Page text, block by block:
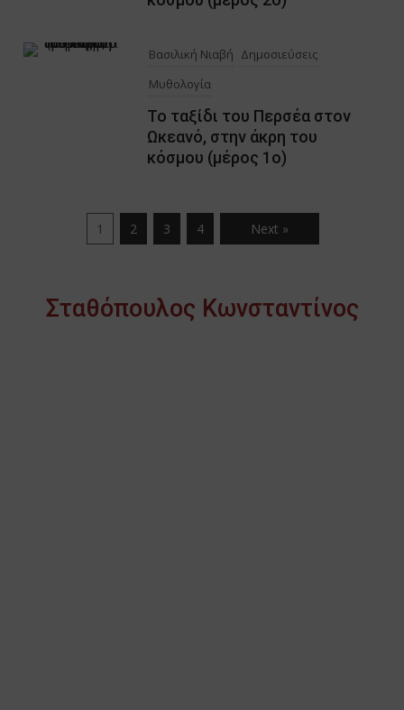
Βασιλική Νιαβή Δημοσιεύσεις
Μυθολογία
Το ταξίδι του Περσέα στον
Ωκεανό, στην άκρη του
κόσμου (μέρος 1ο)
1 2 3 4 Next »
Σταθόπουλος Κωνσταντίνος